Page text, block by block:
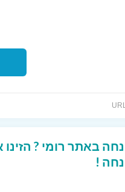
30% הנחה באתר רומי ?
!